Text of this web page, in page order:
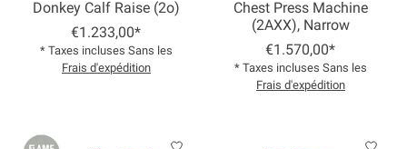
Donkey Calf Raise (2o)
€1.233,00*
* Taxes incluses Sans les
Frais d'expédition
Chest Press Machine
(2AXX), Narrow
€1.570,00*
* Taxes incluses Sans les
Frais d'expédition